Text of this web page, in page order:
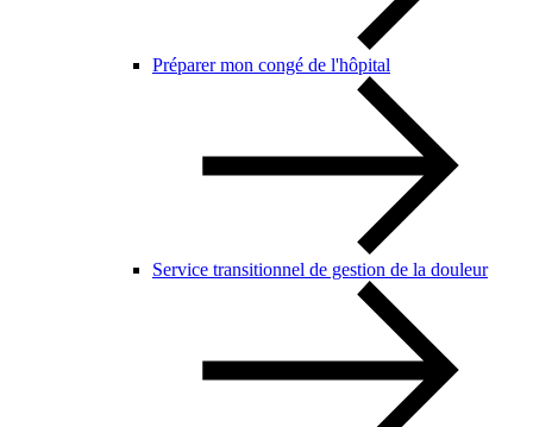
Préparer mon congé de l'hôpital
Service transitionnel de gestion de la douleur